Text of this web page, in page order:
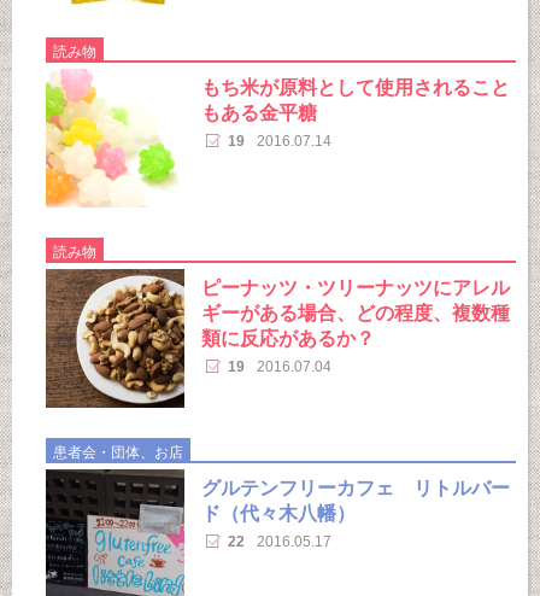
読み物
もち米が原料として使用されること
もある金平糖
19 2016.07.14
読み物
ピーナッツ・ツリーナッツにアレル
ギーがある場合、どの程度、複数種
類に反応があるか？
19 2016.07.04
患者会・団体、お店
グルテンフリーカフェ リトルバー
ド（代々木八幡）
22 2016.05.17